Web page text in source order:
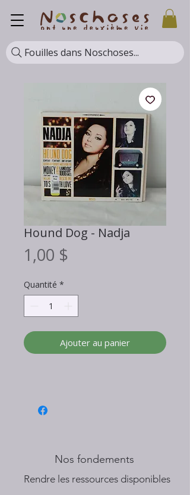
Fouilles dans Noschoses...
Hound Dog - Nadja
1,00 $
Quantité *
Ajouter au panier
Nos fondements
​Rendre les ressources disponibles